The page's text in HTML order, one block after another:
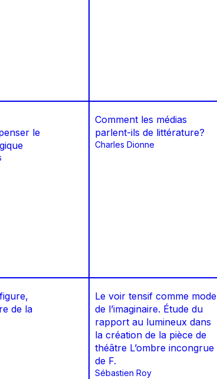
le
Comment les médias
parlent-ils de littérature?
Charles Dionne
de la
Le voir tensif comme mode
de l’imaginaire. Étude du
rapport au lumineux dans
la création de la pièce de
théâtre L’ombre incongrue
de F.
Sébastien Roy